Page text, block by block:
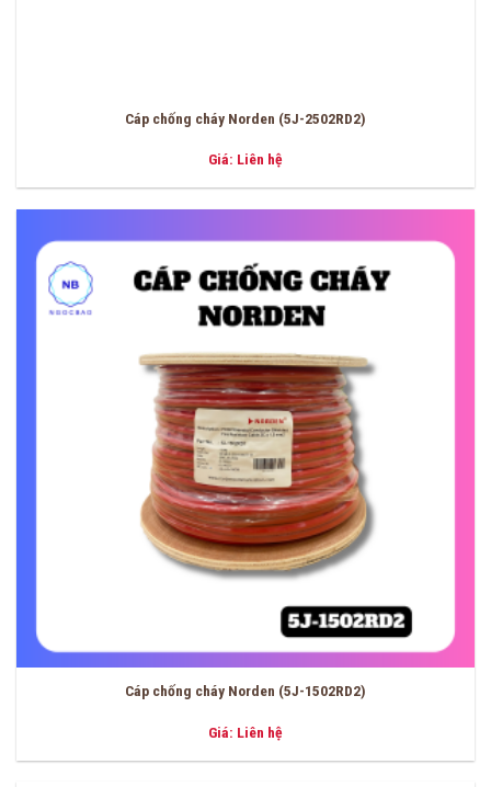
Cáp chống cháy Norden (5J-2502RD2)
Giá: Liên hệ
Cáp chống cháy Norden (5J-1502RD2)
Giá: Liên hệ